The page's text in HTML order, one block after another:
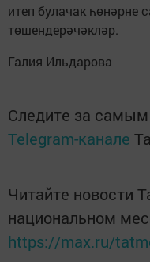
итеп булачак һөнәрне
төшендерәчәкләр.
Галия Ильдарова
Следите за
Telegram-канале
Читайте новости
национальном
https://max.ru/